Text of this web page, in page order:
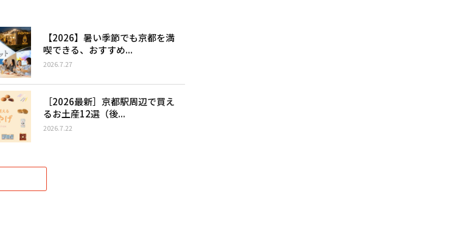
【2026】暑い季節でも京都を満
喫できる、おすすめ...
2026.7.27
［2026最新］京都駅周辺で買え
るお土産12選（後...
2026.7.22